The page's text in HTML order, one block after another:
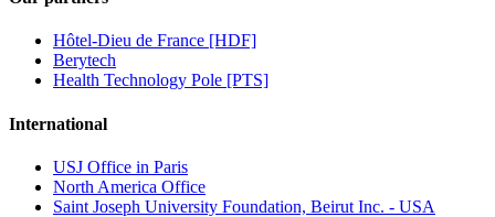
Hôtel-Dieu de France [HDF]
Berytech
Health Technology Pole [PTS]
International
USJ Office in Paris
North America Office
Saint Joseph University Foundation, Beirut Inc. - USA